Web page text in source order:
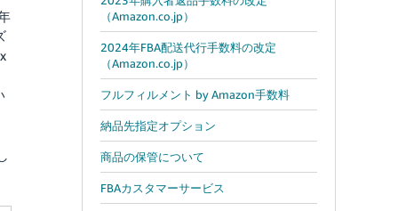
（Amazon.co.jp）
2024年FBA配送代行手数料の改定
（Amazon.co.jp）
フルフィルメント by Amazon手数料
納品先指定オプション
商品の保管について
FBAカスタマーサービス